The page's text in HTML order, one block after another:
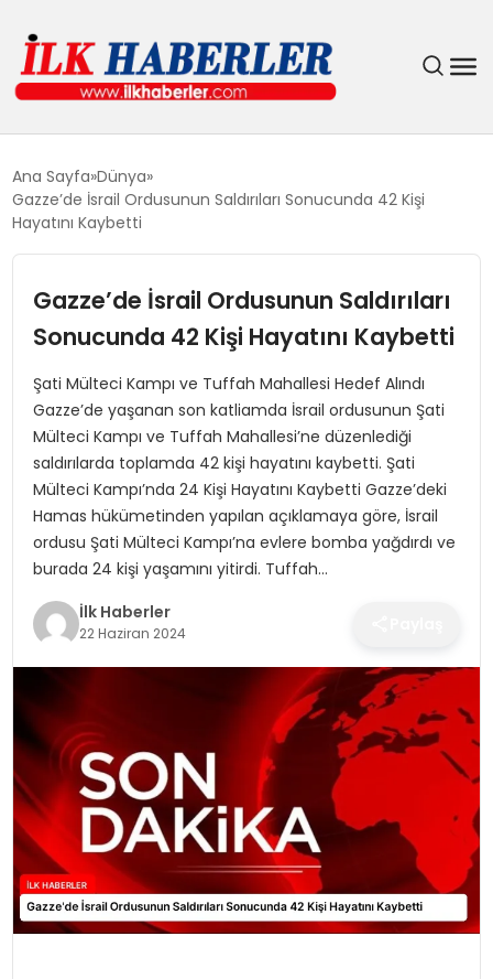
EĞITIM
GÜNDEM
MAGAZIN
SIYASET
SPOR
TEKNOLOJI
YAŞAM
Ana Sayfa Dünya
Gazze’de İsrail Ordusunun Saldırıları Sonucunda 42 Kişi
Hayatını Kaybetti
Gazze’de İsrail Ordusunun Saldırıları
Sonucunda 42 Kişi Hayatını Kaybetti
Şati Mülteci Kampı ve Tuffah Mahallesi Hedef Alındı
Gazze’de yaşanan son katliamda İsrail ordusunun Şati
Mülteci Kampı ve Tuffah Mahallesi’ne düzenlediği
saldırılarda toplamda 42 kişi hayatını kaybetti. Şati
Mülteci Kampı’nda 24 Kişi Hayatını Kaybetti Gazze’deki
Hamas hükümetinden yapılan açıklamaya göre, İsrail
ordusu Şati Mülteci Kampı’na evlere bomba yağdırdı ve
burada 24 kişi yaşamını yitirdi. Tuffah…
İlk Haberler
22 Haziran 2024